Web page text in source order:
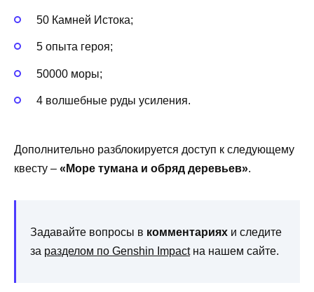
50 Камней Истока;
5 опыта героя;
50000 моры;
4 волшебные руды усиления.
Дополнительно разблокируется доступ к следующему
квесту – «Море тумана и обряд деревьев».
Задавайте вопросы в комментариях и следите
за разделом по Genshin Impactна нашем сайте.